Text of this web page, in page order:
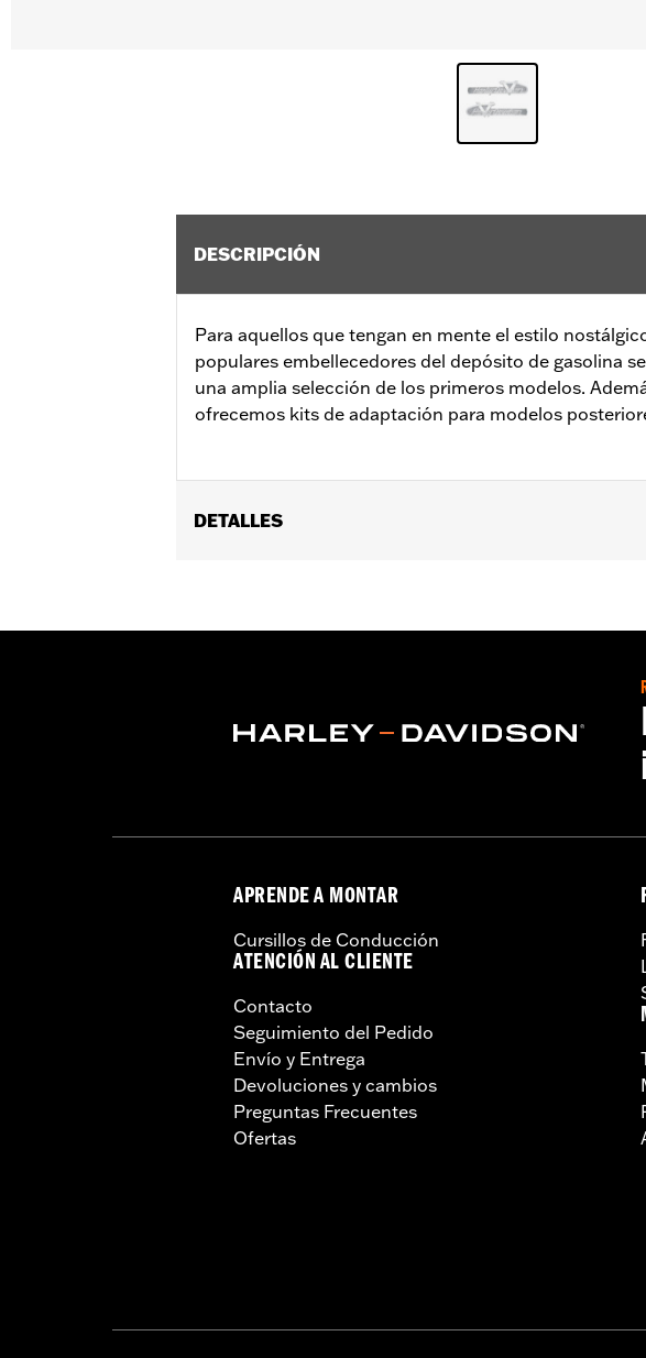
DESCRIPCIÓN
Para aquellos que tengan en mente el estilo
populares embellecedores del depósito de gasolina
una amplia selección de los primeros modelos.
ofrecemos kits de adaptación para modelos
DETALLES
Contenido del embalaje:2 placas de nombre para
APRENDE A MONTAR
Cursillos de Conducción
ATENCIÓN AL CLIENTE
Contacto
Seguimiento del Pedido
Envío y Entrega
Devoluciones y cambios
Preguntas Frecuentes
Ofertas